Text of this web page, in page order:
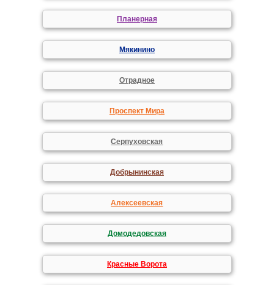
Планерная
Мякинино
Отрадное
Проспект Мира
Серпуховская
Добрынинская
Алексеевская
Домодедовская
Красные Ворота